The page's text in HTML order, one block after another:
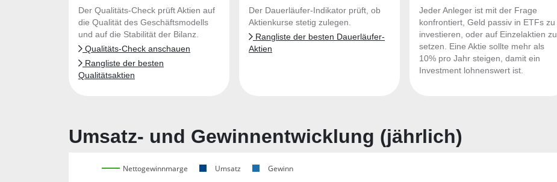
Der Qualitäts-Check prüft Aktien auf
die Qualität des Geschäftsmodells
und auf die Stabilität der Bilanz.
Qualitäts-Check anschauen
Rangliste der besten
Qualitätsaktien
Der Dauerläufer-Indikator prüft, ob
Aktienkurse stetig zulegen.
Rangliste der besten Dauerläufer-
Aktien
Jeder Anleger ist mit der Frage
konfrontiert, Geld passiv in ETFs zu
investieren, oder auf Einzelaktien zu
setzen. Eine Aktie sollte mehr als
10% pro Jahr steigen, damit ein
Investment lohnenswert ist.
Umsatz- und Gewinnentwicklung (jährlich)
Nettogewinnmarge Umsatz Gewinn